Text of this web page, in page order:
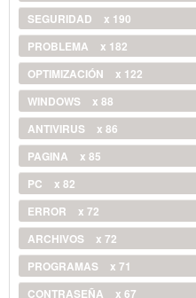
SEGURIDAD
x 190
PROBLEMA
x 182
OPTIMIZACIÓN
x 122
WINDOWS
x 88
ANTIVIRUS
x 86
PAGINA
x 85
PC
x 82
ERROR
x 72
ARCHIVOS
x 72
PROGRAMAS
x 71
CONTRASEÑA
x 67